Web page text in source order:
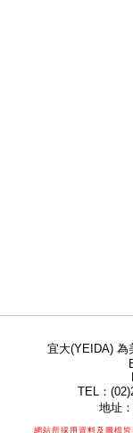
宜大(YEIDA) 為
TEL：
地址
網站所採用資料及圖檔